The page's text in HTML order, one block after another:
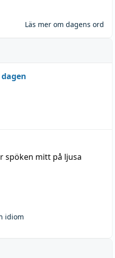
Läs mer om dagens ord
spöken mitt på ljusa
idiom